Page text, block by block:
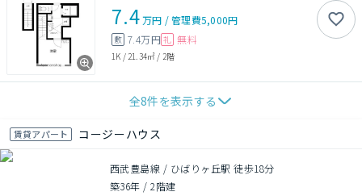
7.4万円 /管理費5,000円
敷 7.4万円 礼 無料
1K / 21.34㎡ / 2階
全8件を表示する
賃貸アパート コージーハウス
西武豊島線 / ひばりヶ丘駅 徒歩18分
築36年 /2階建